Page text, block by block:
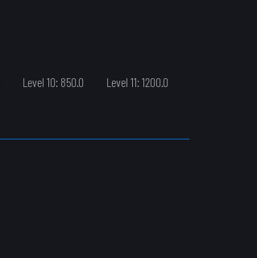
Level 10: 850.0
Level 11: 1200.0